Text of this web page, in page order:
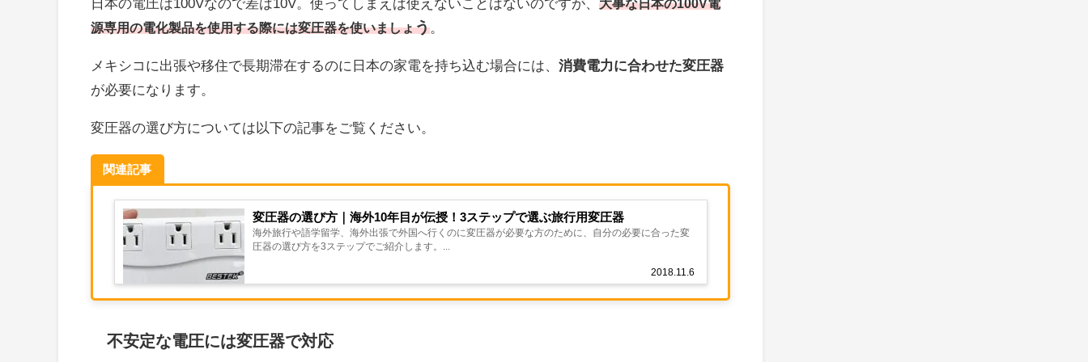
日本の電圧は100Vなので差は10V。使ってしまえば使えないことはないのですが、 大事な日本の100V電
源専用の電化製品を使用する際には変圧器を使いましょう
メキシコに出張や移住で長期滞在するのに日本の家電を持ち込む場合には、 消費電力に合わせた変圧器
が必要になります。
変圧器の選び方については以下の記事をご覧ください。
関連記事
変圧器の選び方｜海外10年目が伝授！3ステップで選ぶ旅行用変圧器
2018.11.6
海外旅行や語学留学、海外出張で外国へ行くのに変圧器が必要な方のために、自分の必要に合った変
圧器の選び方を3ステップでご紹介します。...
不安定な電圧には変圧器で対応